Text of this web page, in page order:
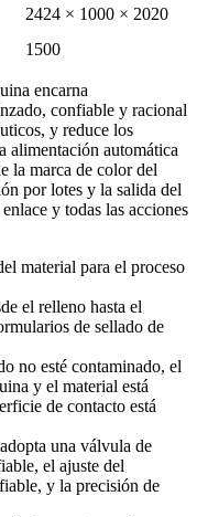
2424 × 1000 × 2020
1500
encarna
confiable y racional
y reduce los
alimentación automática
la marca de color del
por lotes y la salida del
y todas las acciones
material para el proceso
el relleno hasta el
de sellado de
no esté contaminado, el
y el material está
de contacto está
una válvula de
el ajuste del
y la precisión de